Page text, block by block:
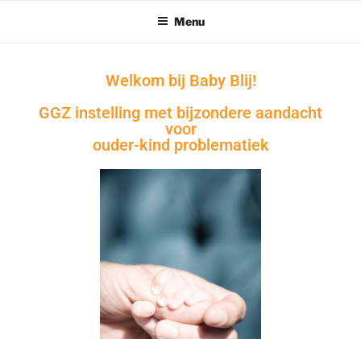
Menu
Welkom bij Baby Blij!
GGZ instelling met bijzondere aandacht
voor
ouder-kind problematiek